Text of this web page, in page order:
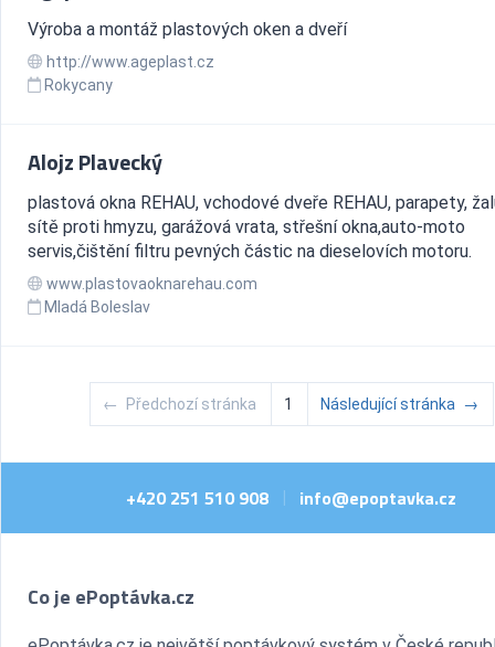
Výroba a montáž plastových oken a dveří
http://www.ageplast.cz
Rokycany
Alojz Plavecký
plastová okna REHAU, vchodové dveře REHAU, parapety,
sítě proti hmyzu, garážová vrata, střešní okna,auto-moto
servis,čištění filtru pevných částic na dieselovích motoru.
www.plastovaoknarehau.com
Mladá Boleslav
← Předchozí stránka 1 Následující stránka →
+420 251 510 908 | info@epoptavka.cz
Co je ePoptávka.cz